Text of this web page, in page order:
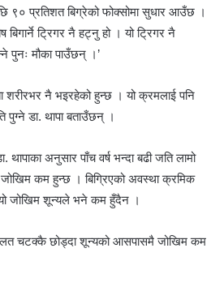
९० प्रतिशत बिग्रेको फोक्सोमा सुधार आउँछ ।
ट्रिगर नै हट्नु हो । यो ट्रिगर नै
पुनः मौका पाउँछन् ।’
शरीरभर नै भइरहेको हुन्छ । यो क्रमलाई पनि
पुग्ने डा. थापा बताउँछन् ।
थापाका अनुसार पाँच वर्ष भन्दा बढी जति लामो
जोखिम कम हुन्छ । बिग्रिएको अवस्था क्रमिक
जोखिम शून्यले भने कम हुँदैन ।
लत चटक्कै छोड्दा शून्यको आसपासमै जोखिम कम